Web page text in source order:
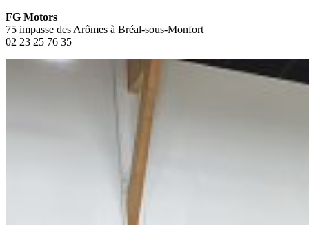
FG Motors
75 impasse des Arômes à Bréal-sous-Monfort
02 23 25 76 35